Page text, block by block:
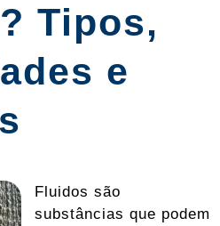
Tipos,
e
Fluidos são
substâncias que podem